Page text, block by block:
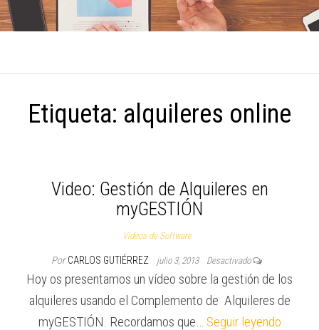
Etiqueta: alquileres online
Video: Gestión de Alquileres en
myGESTIÓN
Vídeos de Software
Por CARLOS GUTIÉRREZ julio 3, 2013 Desactivado
Hoy os presentamos un vídeo sobre la gestión de los
alquileres usando el Complemento de Alquileres de
myGESTIÓN. Recordamos que… Seguir leyendo